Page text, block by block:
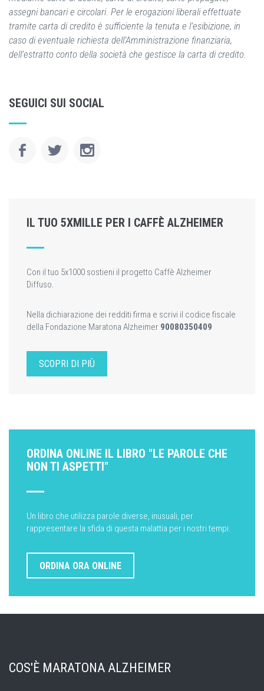
assegni bancari e circolari. Per le erogazioni liberali effettuate
tramite carta di credito è sufficiente la tenuta e l’esibizione, in
caso di eventuale richiesta dell’Amministrazione finanziaria,
dell’estratto conto della società che gestisce la carta di credito.
SEGUICI SUI SOCIAL
IL TUO 5XMILLE PER I CAFFÈ ALZHEIMER
Con il tuo 5x1000 sostieni il progetto Caffè Alzheimer
Diffuso.
Nella dichiarazione dei redditi firma e scrivi il codice fiscale
della Fondazione Maratona Alzheimer 90080350409
SCOPRI DI PIÙ
ORDINA ONLINE IL LIBRO "LE PAROLE CHE
NON TI ASPETTI"
Un libro che utilizza parole diverse, inusuali, per
rappresentare la sfida di questa malattia per i nostri tempi.
ORDINA ORA ONLINE
COS'È MARATONA ALZHEIMER